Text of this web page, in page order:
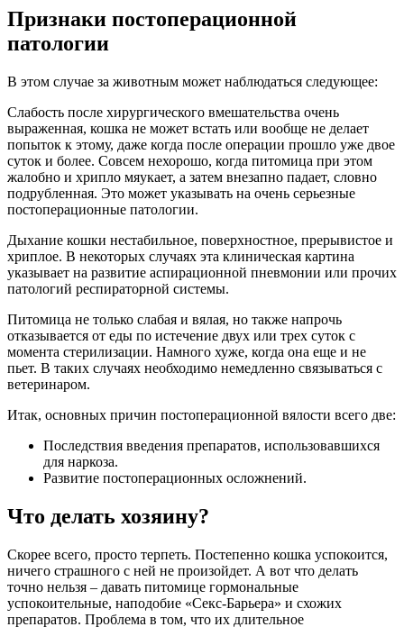
Признаки постоперационной
патологии
В этом случае за животным может наблюдаться следующее:
Слабость после хирургического вмешательства очень
выраженная, кошка не может встать или вообще не делает
попыток к этому, даже когда после операции прошло уже двое
суток и более. Совсем нехорошо, когда питомица при этом
жалобно и хрипло мяукает, а затем внезапно падает, словно
подрубленная. Это может указывать на очень серьезные
постоперационные патологии.
Дыхание кошки нестабильное, поверхностное, прерывистое и
хриплое. В некоторых случаях эта клиническая картина
указывает на развитие аспирационной пневмонии или прочих
патологий респираторной системы.
Питомица не только слабая и вялая, но также напрочь
отказывается от еды по истечение двух или трех суток с
момента стерилизации. Намного хуже, когда она еще и не
пьет. В таких случаях необходимо немедленно связываться с
ветеринаром.
Итак, основных причин постоперационной вялости всего две:
Последствия введения препаратов, использовавшихся
для наркоза.
Развитие постоперационных осложнений.
Что делать хозяину?
Скорее всего, просто терпеть. Постепенно кошка успокоится,
ничего страшного с ней не произойдет. А вот что делать
точно нельзя – давать питомице гормональные
успокоительные, наподобие «Секс-Барьера» и схожих
препаратов. Проблема в том, что их длительное